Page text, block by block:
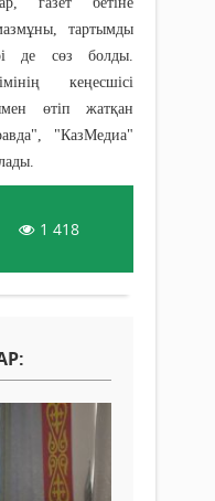
тартымды
де сөз болды.
кеңесшісі
өтіп жатқан
"КазМедиа"
1 418